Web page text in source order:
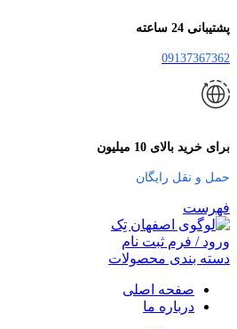
پشتیبانی 24 ساعته
09137367362
برای خرید بالای 10 میلیون
حمل و نقل رایگان
فهرست
ورود / فرم ثبت نام
دسته بندی محصولات
صفحه اصلی
درباره ما